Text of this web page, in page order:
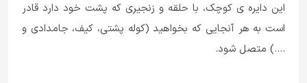
این دایره ی کوچک، با حلقه و زنجیری که پشت خود دارد قادر
است به هر آنجایی که بخواهید (کوله پشتی، کیف، جامدادی و
....) متصل شود.